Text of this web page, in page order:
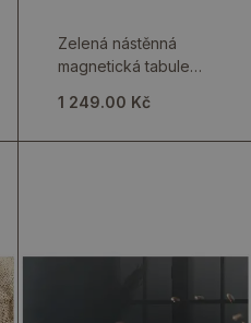
Zelená nástěnná
magnetická tabule
1 249.00 Kč